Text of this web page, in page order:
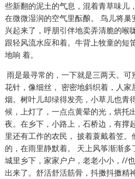
些新翻的泥土的气息，混着青草味儿
在微微湿润的空气里酝酿。 鸟儿将巢
兴起来了，呼朋引伴地卖弄清脆的喉
跟轻风流水应和着。牛背上牧童的短
地响 着。
雨是最寻常的，一下就是三两天。可
花针，像细丝， 密密地斜织着，人
烟。树叶儿却绿得发亮，小草儿也青
候，上灯了，一点点黄晕的光，烘托
夜。在乡下，小路上，石桥边，有撑
里还有工作的农民， 披着蓑戴着笠
的，在雨里静默着。 天上风筝渐渐多
城里乡下，家家户户，老老小小，//
出来了。舒活舒活筋骨，抖擞抖擞精